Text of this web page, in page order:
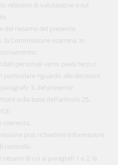
relazioni di valutazione e sul
del riesame del presente
la Commissione esamina, in
personali verso paesi terzi o
particolare riguardo alle decisioni
3, del presente
sulla base dell'articolo 25,
può richiedere informazioni
controllo.
di cui ai paragrafi 1 e 2, la